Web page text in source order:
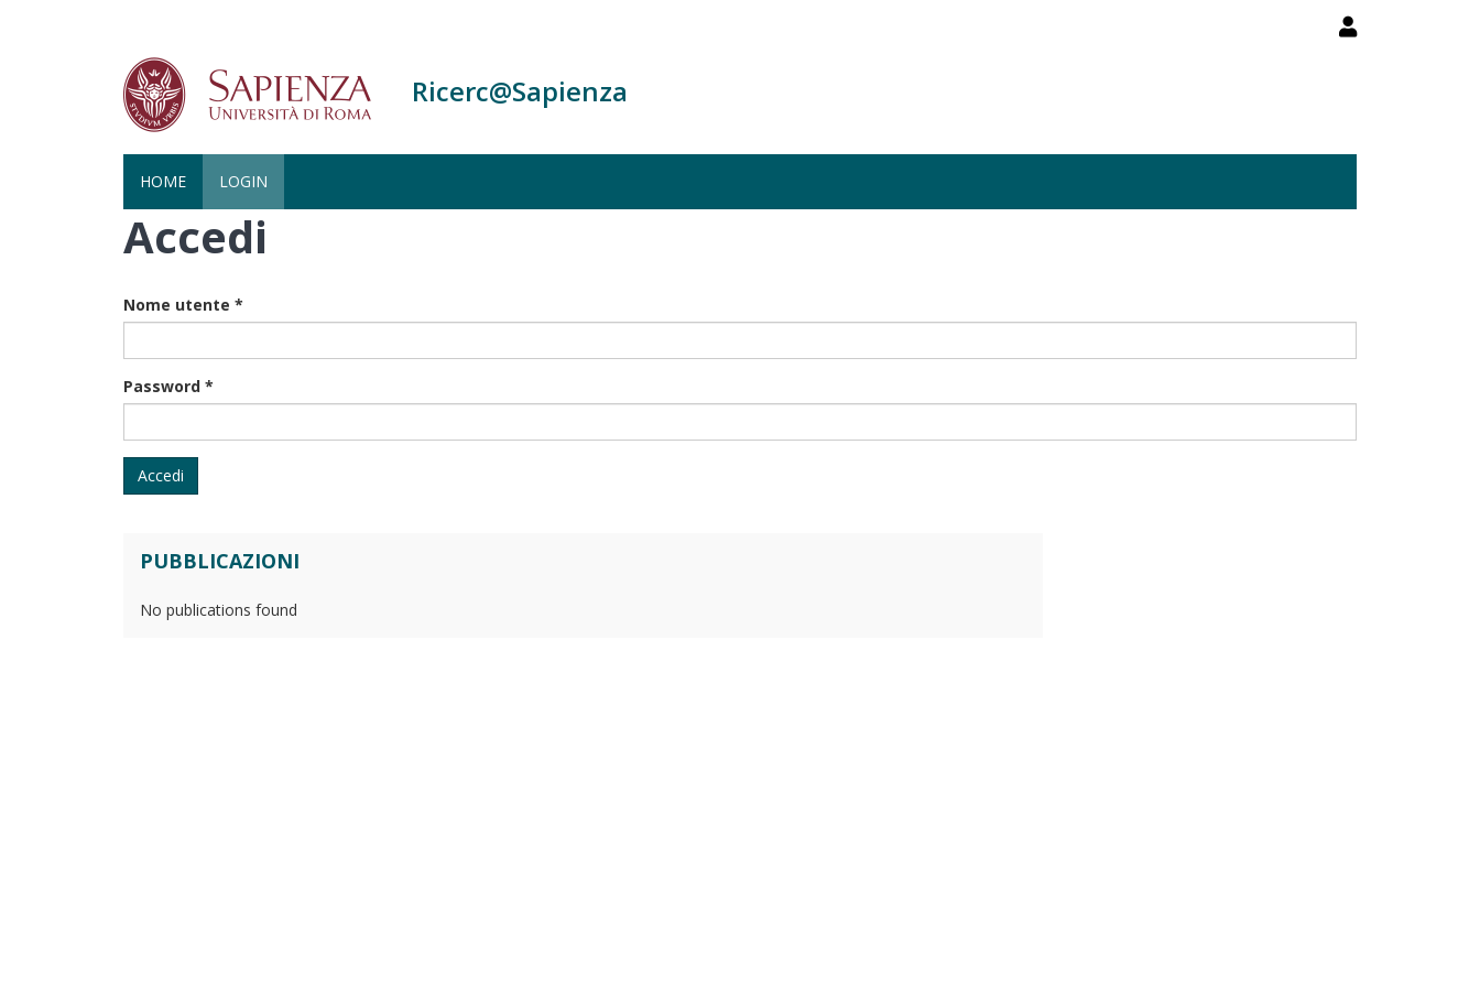
Ricerc@Sapienza
HOME LOGIN
Accedi
Nome utente *
Password *
Accedi
PUBBLICAZIONI
No publications found